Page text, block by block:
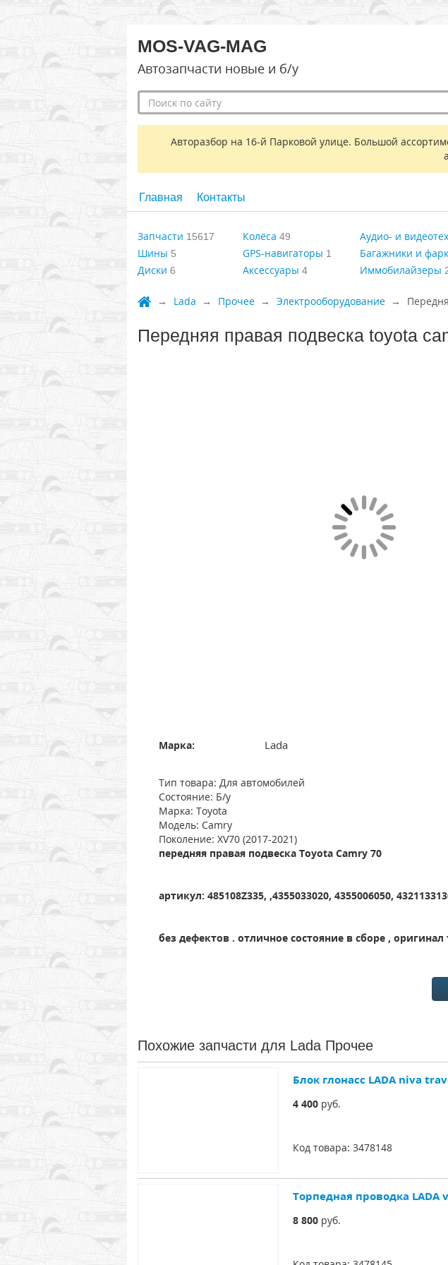
MOS-VAG-MAG
Автозапчасти новые и б/у
Авторазбор на 16-й Парковой улице. Большой
Главная Контакты
Запчасти 15617
Шины 5
Диски 6
Колёса 49
GPS-навигаторы 1
Аксессуары 4
Аудио- и
Багажники и
Иммобилайзеры
Lada Прочее Электрооборудование
Передняя правая подвеска toyota
Марка: Lada
Тип товара: Для автомобилей
Состояние: Б/у
Марка: Toyota
Модель: Camry
Поколение: XV70 (2017-2021)
передняя правая подвеска Toyota Camry 70
артикул: 485108Z335, ,4355033020, 4355006050,
без дефектов . отличное состояние в сборе , оригинал
Похожие запчасти для Lada Прочее
Блок глонасс LADA niva
4 400руб.
Код товара: 3478148
Торпедная проводка LADA
8 800руб.